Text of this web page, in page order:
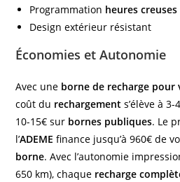
Programmation heures creuses
Design extérieur résistant
Économies et Autonomie
Avec une borne de recharge pour
coût du rechargement s’élève à
10-15€ sur bornes publiques. Le
l’ADEME finance jusqu’à 960€ de
borne. Avec l’autonomie
650 km), chaque recharge